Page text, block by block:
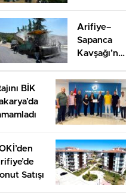
Hazırlıyor
Arifiye–
Sapanca
Kavşağı’nda
çalışması
BİK
Satışı